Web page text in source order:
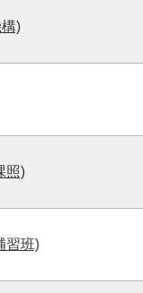
)
照)
習班)